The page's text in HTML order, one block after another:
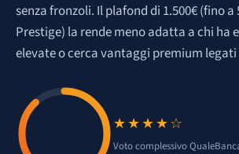
senza fronzoli. Il plafond di 1.500€ (fino a
Prestige) la rende meno adatta a chi ha
elevate o cerca vantaggi premium
★★★★☆
Voto 4.4 su 5
Voto complessivo